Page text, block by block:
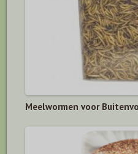
Meelwormen voor